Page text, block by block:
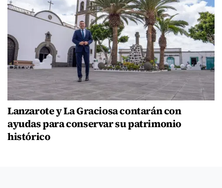
Lanzarote y La Graciosa contarán con
ayudas para conservar su patrimonio
histórico